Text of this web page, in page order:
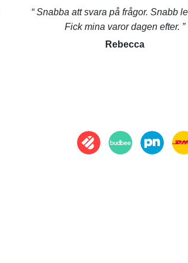
Snabba att svara på frågor. Snabb
Fick mina varor dagen efter.
Rebecca